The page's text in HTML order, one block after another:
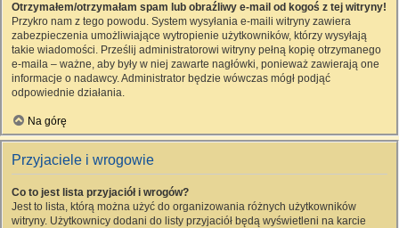
Otrzymałem/otrzymałam spam lub obraźliwy e-mail od kogoś z tej witryny!
Przykro nam z tego powodu. System wysyłania e-maili witryny zawiera
zabezpieczenia umożliwiające wytropienie użytkowników, którzy wysyłają
takie wiadomości. Prześlij administratorowi witryny pełną kopię otrzymanego
e-maila – ważne, aby były w niej zawarte nagłówki, ponieważ zawierają one
informacje o nadawcy. Administrator będzie wówczas mógł podjąć
odpowiednie działania.
Na górę
Przyjaciele i wrogowie
Co to jest lista przyjaciół i wrogów?
Jest to lista, którą można użyć do organizowania różnych użytkowników
witryny. Użytkownicy dodani do listy przyjaciół będą wyświetleni na karcie